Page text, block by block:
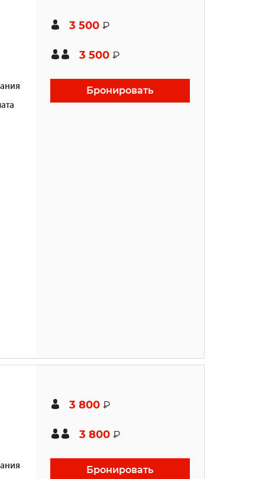
3 500 ₽
3 500 ₽
Бронировать
3 800 ₽
3 800 ₽
Бронировать